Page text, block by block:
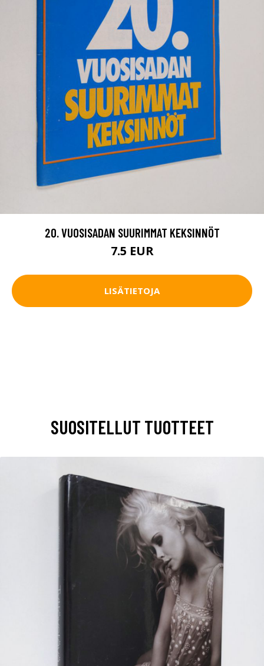
20. VUOSISADAN SUURIMMAT KEKSINNÖT
7.5 EUR
LISÄTIETOJA
SUOSITELLUT TUOTTEET